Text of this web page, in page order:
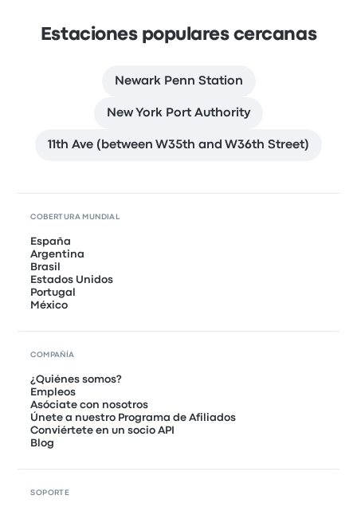
Estaciones populares cercanas
Newark Penn Station
New York Port Authority
11th Ave (between W35th and W36th Street)
COBERTURA MUNDIAL
España
Argentina
Brasil
Estados Unidos
Portugal
México
COMPAÑÍA
¿Quiénes somos?
Empleos
Asóciate con nosotros
Únete a nuestro Programa de Afiliados
Conviértete en un socio API
Blog
SOPORTE